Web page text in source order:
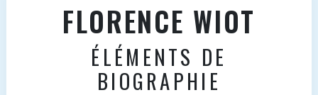
FLORENCE WIOT
ÉLÉMENTS DE
BIOGRAPHIE